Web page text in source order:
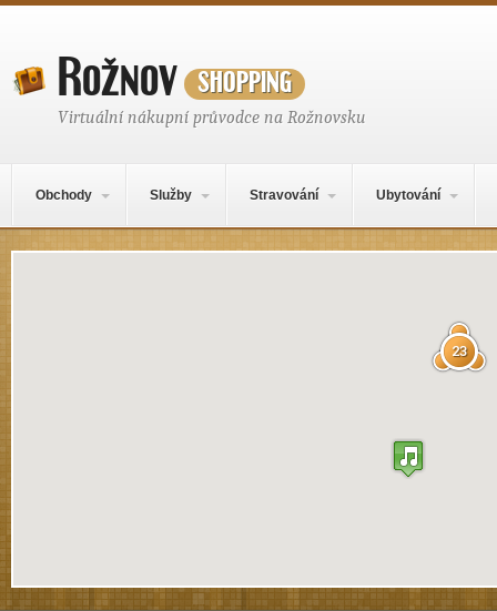
Rožnovshopping
Virtuální nákupní průvodce na Rožnovsku
Obchody Služby Stravování Ubytování
Mapa obsahu
23